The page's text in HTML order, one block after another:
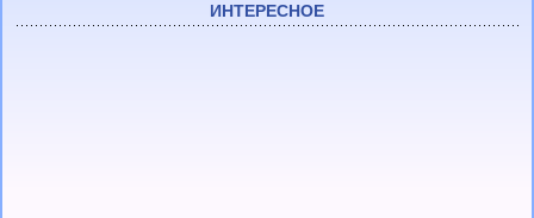
ИНТЕРЕСНОЕ